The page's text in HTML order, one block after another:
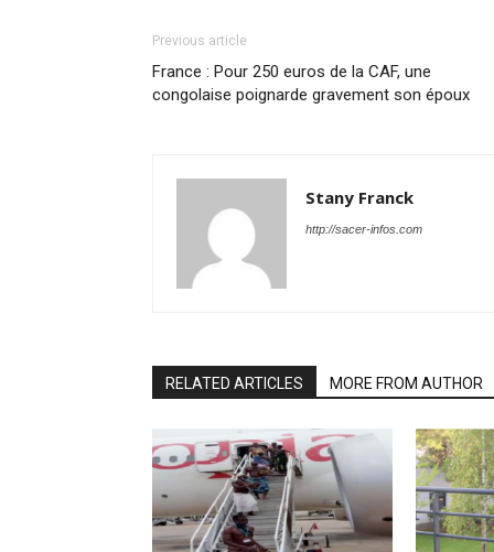
Previous article
France : Pour 250 euros de la CAF, une
congolaise poignarde gravement son époux
Stany Franck
http://sacer-infos.com
RELATED ARTICLES MORE FROM AUTHOR